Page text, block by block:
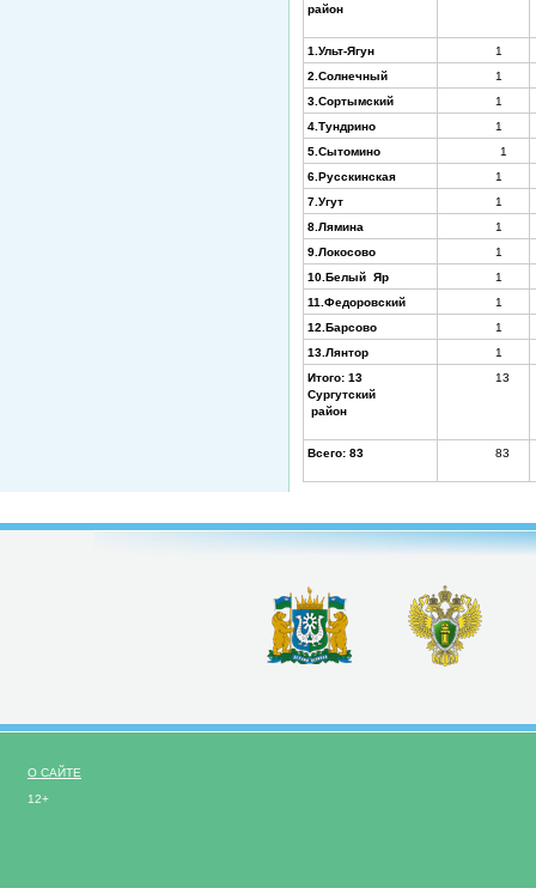
район
1.Ульт-Ягун 1
2.Солнечный
1
3.Сортымский
1
4.Тундрино
1
5.Сытомино
1
6.Русскинская
1
7.Угут
1
8.Лямина
1
9.Локосово
1
10.Белый Яр
1
11.Федоровский
1
12.Барсово
1
13.Лянтор
1
Итого: 13
Сургутский
район
13
Всего: 83 83
О САЙТЕ
12+